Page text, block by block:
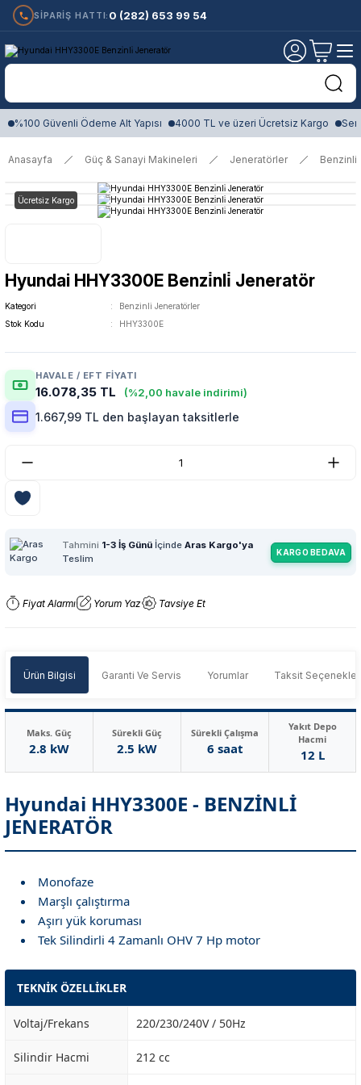
SİPARİŞ HATTI: 0 (282) 653 99 54
%100 Güvenli Ödeme Alt Yapısı 4000 TL ve üzeri Ücretsiz Kargo
Anasayfa Güç & Sanayi Makineleri Jeneratörler Benzinli
Ücretsiz Kargo
Hyundai HHY3300E Benzi̇nli̇ Jeneratör
Kategori
Benzinli Jeneratörler
Stok Kodu
HHY3300E
HAVALE / EFT FIYATI
16.078,35 TL (%2,00 havale indirimi)
1.667,99 TL den başlayan taksitlerle
Tahmini 1-3 İş Günü İçinde Aras Kargo'ya
Teslim
KARGO BEDAVA
Fiyat Alarmı Yorum Yaz Tavsiye Et
Ürün Bilgisi Garanti Ve Servis Yorumlar Taksit
Maks. Güç
2.8 kW
Sürekli Güç
2.5 kW
Sürekli Çalışma
6 saat
Yakıt Depo
Hacmi
12 L
Hyundai HHY3300E - BENZİNLİ
JENERATÖR
Monofaze
Marşlı çalıştırma
Aşırı yük koruması
Tek Silindirli 4 Zamanlı OHV 7 Hp motor
TEKNİK ÖZELLİKLER
Voltaj/Frekans 220/230/240V / 50Hz
Silindir Hacmi 212 cc